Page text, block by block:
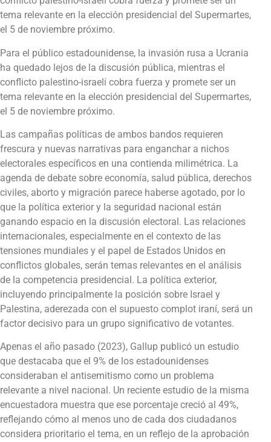
tema relevante en la elección presidencial del Supermartes,
el 5 de noviembre próximo.
Para el público estadounidense, la invasión rusa a Ucrania
ha quedado lejos de la discusión pública, mientras el
conflicto palestino-israelí cobra fuerza y promete ser un
tema relevante en la elección presidencial del Supermartes,
el 5 de noviembre próximo.
Las campañas políticas de ambos bandos requieren
frescura y nuevas narrativas para enganchar a nichos
electorales específicos en una contienda milimétrica. La
agenda de debate sobre economía, salud pública, derechos
civiles, aborto y migración parece haberse agotado, por lo
que la política exterior y la seguridad nacional están
ganando espacio en la discusión electoral. Las relaciones
internacionales, especialmente en el contexto de las
tensiones mundiales y el papel de Estados Unidos en
conflictos globales, serán temas relevantes en el análisis
de la competencia presidencial. La política exterior,
incluyendo principalmente la posición sobre Israel y
Palestina, aderezada con el supuesto complot iraní, será un
factor decisivo para un grupo significativo de votantes.
Apenas el año pasado (2023), Gallup publicó un estudio
que destacaba que el 9% de los estadounidenses
consideraban el antisemitismo como un problema
relevante a nivel nacional. Un reciente estudio de la misma
encuestadora muestra que ese porcentaje creció al 49%,
reflejando cómo al menos uno de cada dos ciudadanos
considera prioritario el tema, en un reflejo de la aprobación